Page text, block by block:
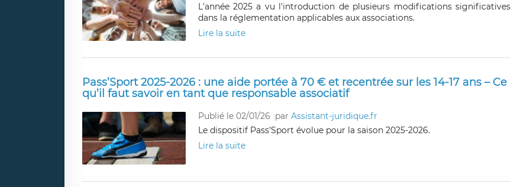
L'année 2025 a vu l'introduction de plusieurs modifications significatives
dans la réglementation applicables aux associations.
Lire la suite
Pass’Sport 2025-2026 : une aide portée à 70 € et recentrée sur les 14-17 ans – Ce
qu’il faut savoir en tant que responsable associatif
Publié le 02/01/26 par Assistant-juridique.fr
Le dispositif Pass’Sport évolue pour la saison 2025-2026.
Lire la suite